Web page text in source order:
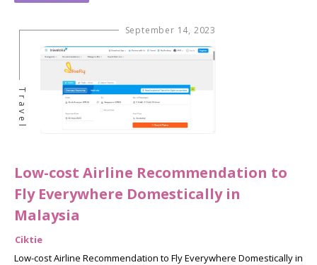
September 14, 2023
Travel
Low-cost Airline Recommendation to
Fly Everywhere Domestically in
Malaysia
Ciktie
Low-cost Airline Recommendation to Fly Everywhere Domestically in